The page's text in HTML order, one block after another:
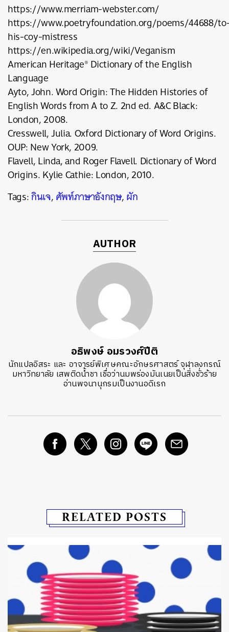
https://www.merriam-webster.com/
https://www.poetryfoundation.org/poems/44688/
his-coy-mistress
https://en.wikipedia.org/wiki/Veganism
American Heritage® Dictionary of the English
Language
Ayto, John. Word Origin: The Hidden Histories of
English Words from A to Z. 2nd ed. A&C Black:
London, 2008.
Cresswell, Julia. Oxford Dictionary of Word Origins.
OUP: New York, 2009.
Flavell, Linda, and Roger Flavell. Dictionary of Word
Origins. Kylie Cathie: London, 2010.
Tags:กินเจ,ศัพท์ภาษาอังกฤษ,ผัก
AUTHOR
อธิพงษ์ อมรวงศ์ปีติ
นักแปลอิสระ และ อาจารย์พิเศษคณะอักษรศาสตร์ จุฬาลงกรณ์
มหาวิทยาลัย เสพติดน้ำชา เชื่อว่านมพร่องมันเนยเป็นสิ่งชั่วร้าย
อ่านพจนานุกรมเป็นงานอดิเรก
RELATED POSTS